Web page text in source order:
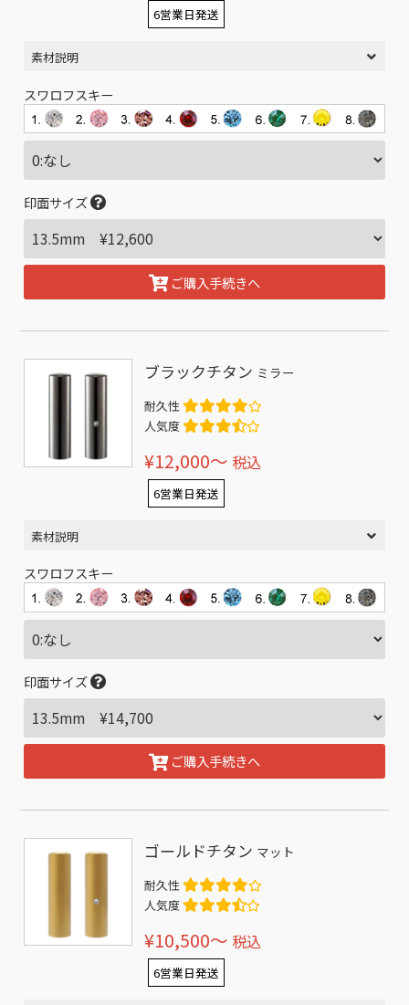
6営業日発送
素材説明
スワロフスキー
印面サイズ
ご購入手続きへ
ブラックチタン ミラー
耐久性
人気度
¥12,000〜 税込
6営業日発送
素材説明
スワロフスキー
印面サイズ
ご購入手続きへ
ゴールドチタン マット
耐久性
人気度
¥10,500〜 税込
6営業日発送